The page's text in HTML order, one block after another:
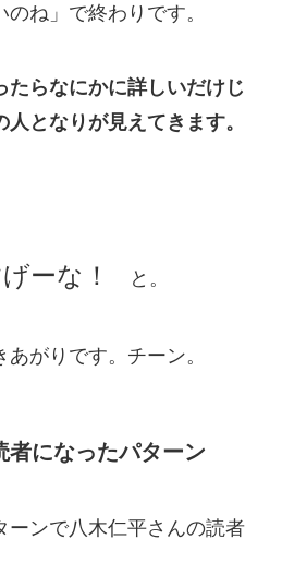
のね」で終わりです。
たらなにかに詳しいだけじ
となりが見えてきます。
ーな！ と。
がりです。チーン。
者になったパターン
ーンで八木仁平さんの読者